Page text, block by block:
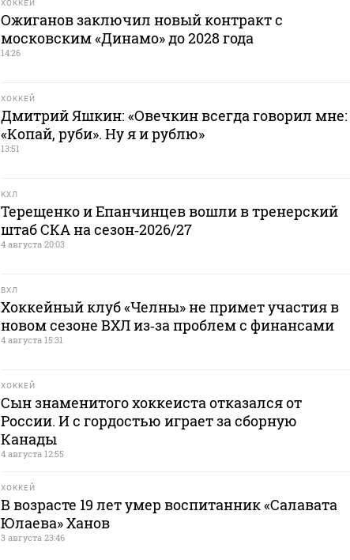
ХОККЕЙ
Ожиганов заключил новый контракт с
московским «Динамо» до 2028 года
14:26
ХОККЕЙ
Дмитрий Яшкин: «Овечкин всегда говорил мне:
«Копай, руби». Ну я и рублю»
13:51
КХЛ
Терещенко и Епанчинцев вошли в тренерский
штаб СКА на сезон‑2026/27
4 августа 20:03
ВХЛ
Хоккейный клуб «Челны» не примет участия в
новом сезоне ВХЛ из‑за проблем с финансами
4 августа 15:31
ХОККЕЙ
Сын знаменитого хоккеиста отказался от
России. И с гордостью играет за сборную
Канады
4 августа 12:55
ХОККЕЙ
В возрасте 19 лет умер воспитанник «Салавата
Юлаева» Ханов
3 августа 23:46